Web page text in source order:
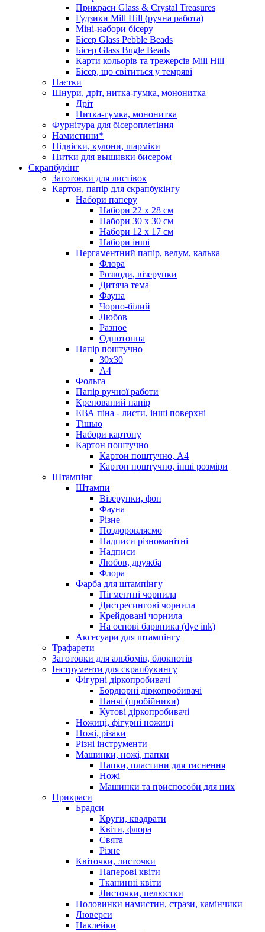
Прикраси Glass & Crystal Treasures
Гудзики Mill Hill (ручна работа)
Міні-набори бісеру
Бісер Glass Pebble Beads
Бісер Glass Bugle Beads
Карти кольорів та трежерсів Mill Hill
Бісер, що світиться у темряві
Паєтки
Шнури, дріт, нитка-гумка, мононитка
Дріт
Нитка-гумка, мононитка
Фурнітура для бісероплетіння
Намистини*
Підвіски, кулони, шарміки
Нитки для вышивки бисером
Скрапбукінг
Заготовки для листівок
Картон, папір для скрапбукінгу
Набори паперу
Набори 22 х 28 см
Набори 30 х 30 см
Набори 12 х 17 см
Набори інші
Пергаментний папір, велум, калька
Флора
Розводи, візерунки
Дитяча тема
Фауна
Чорно-білий
Любов
Разное
Однотонна
Папір поштучно
30х30
А4
Фольга
Папір ручної работи
Крепований папір
ЕВА піна - листи, інші поверхні
Тішью
Набори картону
Картон поштучно
Картон поштучно, А4
Картон поштучно, інші розміри
Штампінг
Штампи
Візерунки, фон
Фауна
Різне
Поздоровляємо
Надписи різноманітні
Надписи
Любов, дружба
Флора
Фарба для штампінгу
Пігментні чорнила
Дистресингові чорнила
Крейдовані чорнила
На основі барвника (dye ink)
Аксесуари для штампінгу
Трафарети
Заготовки для альбомів, блокнотів
Інструменти для скрапбукингу
Фігурні діркопробивачі
Бордюрні діркопробивачі
Панчі (пробійники)
Кутові діркопробивачі
Ножиці, фігурні ножиці
Ножі, різаки
Різні інструменти
Машинки, ножі, папки
Папки, пластини для тиснення
Ножі
Машинки та приспособи для них
Прикраси
Брадси
Круги, квадрати
Квіти, флора
Свята
Різне
Квіточки, листочки
Паперові квіти
Тканинні квіти
Листочки, пелюстки
Половинки намистин, стрази, камінчики
Люверси
Наклейки